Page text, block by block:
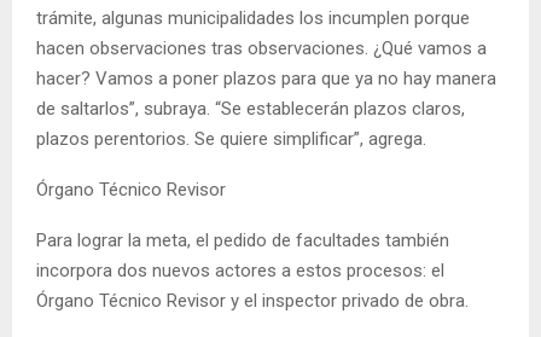
trámite, algunas municipalidades los incumplen porque
hacen observaciones tras observaciones. ¿Qué vamos a
hacer? Vamos a poner plazos para que ya no hay manera
de saltarlos”, subraya. “Se establecerán plazos claros,
plazos perentorios. Se quiere simplificar”, agrega.
Órgano Técnico Revisor
Para lograr la meta, el pedido de facultades también
incorpora dos nuevos actores a estos procesos: el
Órgano Técnico Revisor y el inspector privado de obra.